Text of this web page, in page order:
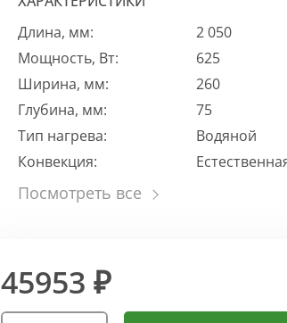
Длина, мм:
2 050
Мощность, Вт:
625
Ширина, мм:
260
Глубина, мм:
75
Тип нагрева:
Водяной
Конвекция:
45953 ₽